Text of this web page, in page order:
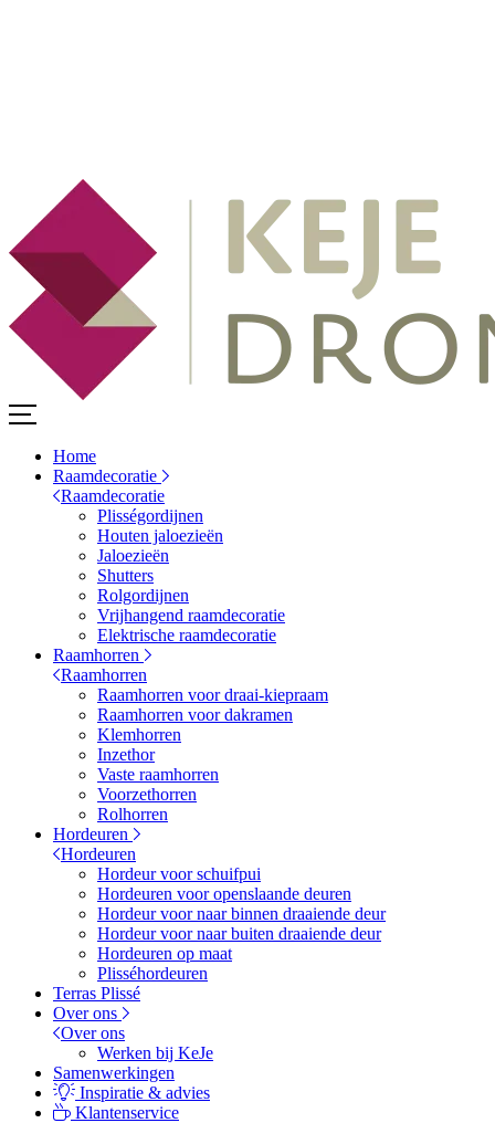
Home
Raamdecoratie
Raamdecoratie
Plisségordijnen
Houten jaloezieën
Jaloezieën
Shutters
Rolgordijnen
Vrijhangend raamdecoratie
Elektrische raamdecoratie
Raamhorren
Raamhorren
Raamhorren voor draai-kiepraam
Raamhorren voor dakramen
Klemhorren
Inzethor
Vaste raamhorren
Voorzethorren
Rolhorren
Hordeuren
Hordeuren
Hordeur voor schuifpui
Hordeuren voor openslaande deuren
Hordeur voor naar binnen draaiende deur
Hordeur voor naar buiten draaiende deur
Hordeuren op maat
Plisséhordeuren
Terras Plissé
Over ons
Over ons
Werken bij KeJe
Samenwerkingen
Inspiratie & advies
Klantenservice